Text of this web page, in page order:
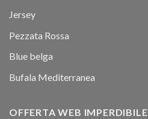
Jersey
Pezzata Rossa
Blue belga
Bufala Mediterranea
OFFERTA WEB IMPERDIBILE